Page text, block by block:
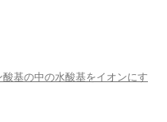
基の中の水酸基をイオンにす